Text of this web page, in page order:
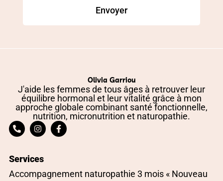
Envoyer
Olivia Garriou
J'aide les femmes de tous âges à retrouver leur
équilibre hormonal et leur vitalité grâce à mon
approche globale combinant santé fonctionnelle,
nutrition, micronutrition et naturopathie.
Services
Accompagnement naturopathie 3 mois « Nouveau